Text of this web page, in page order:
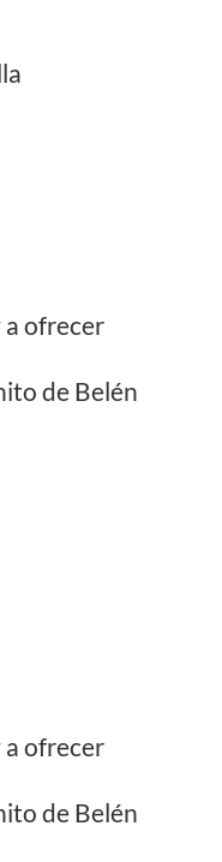
a ofrecer
de Belén
a ofrecer
de Belén